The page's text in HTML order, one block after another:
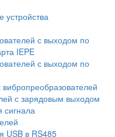
устройства
с выходом по
IEPE
с выходом по
с зарядовым выходом
сигнала
USB в RS485